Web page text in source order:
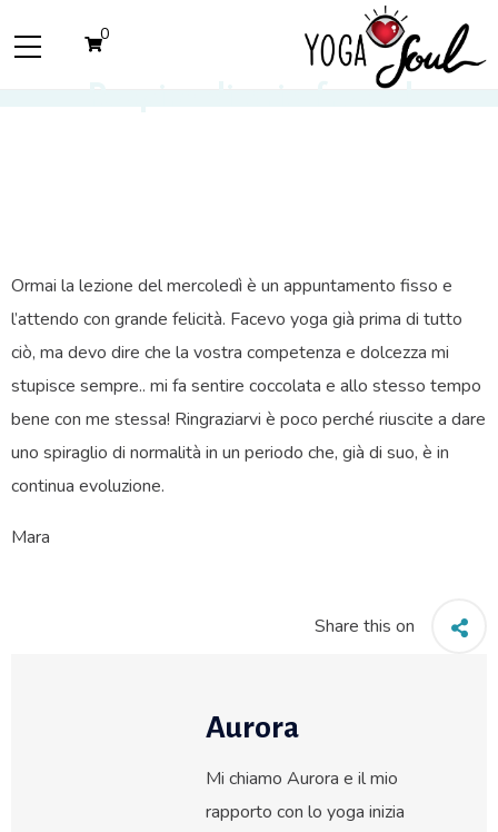
0
Respiro di aria fresca!
Ormai la lezione del mercoledì è un appuntamento fisso e
l’attendo con grande felicità. Facevo yoga già prima di tutto
ciò, ma devo dire che la vostra competenza e dolcezza mi
stupisce sempre.. mi fa sentire coccolata e allo stesso tempo
bene con me stessa! Ringraziarvi è poco perché riuscite a dare
uno spiraglio di normalità in un periodo che, già di suo, è in
continua evoluzione.
Mara
Share this on
Aurora
Mi chiamo Aurora e il mio
rapporto con lo yoga inizia